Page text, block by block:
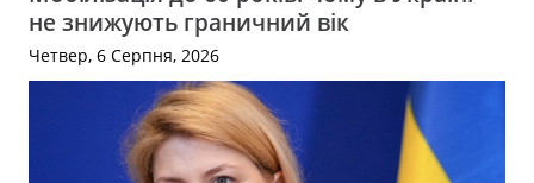
не знижують граничний вік
Четвер, 6 Серпня, 2026